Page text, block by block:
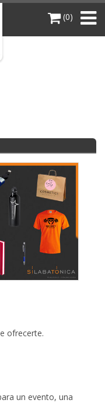
(0)
ofrecerte.
un evento, una